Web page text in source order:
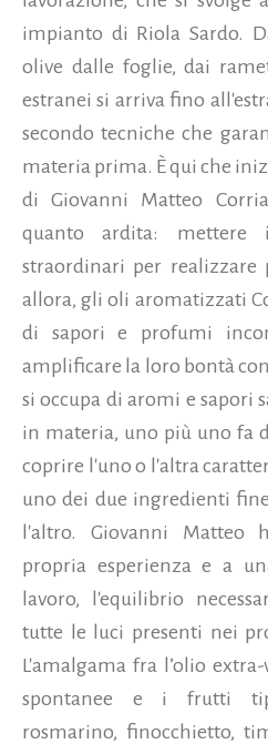
impianto di Riola Sardo.
olive dalle foglie, dai
estranei si arriva fino
secondo tecniche che
materia prima. È qui che
di Giovanni Matteo
quanto ardita: mettere
straordinari per realizzare
allora, gli oli aromatizzati
di sapori e profumi
amplificare la loro bontà
si occupa di aromi e sapori
in materia, uno più uno fa
coprire l'uno o l'altra
uno dei due ingredienti
l'altro. Giovanni Matteo
propria esperienza e a
lavoro, l'equilibrio
tutte le luci presenti nei
L'amalgama fra l’olio
spontanee e i frutti
rosmarino, finocchietto,